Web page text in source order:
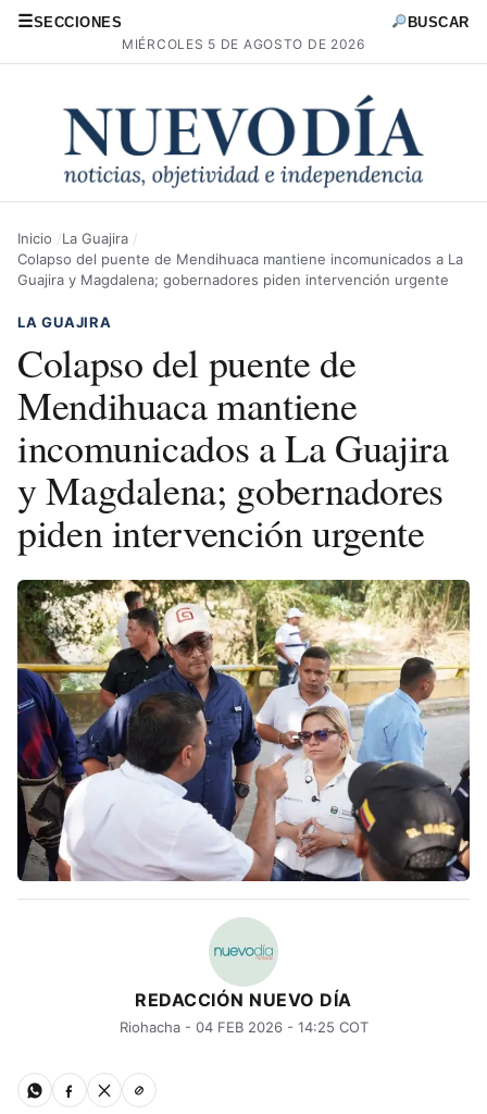
☰SECCIONES
MIÉRCOLES 5 DE AGOSTO DE 2026
BUSCAR
Inicio
La Guajira
Colapso del puente de Mendihuaca mantiene incomunicados a La
Guajira y Magdalena; gobernadores piden intervención urgente
LA GUAJIRA
Colapso del puente de
Mendihuaca mantiene
incomunicados a La Guajira
y Magdalena; gobernadores
piden intervención urgente
REDACCIÓN NUEVO DÍA
Riohacha - 04 FEB 2026 - 14:25 COT